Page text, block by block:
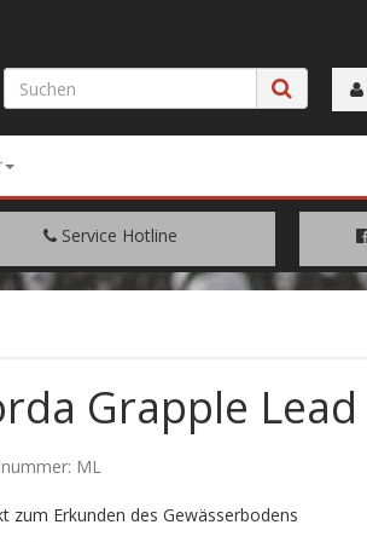
Service Hotline
+49 (0) 9429/948344
Grapple Lead
ML
zum Erkunden des Gewässerbodens